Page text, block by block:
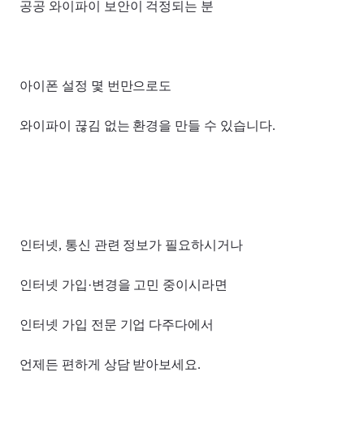
공공 와이파이 보안이 걱정되는 분
아이폰 설정 몇 번만으로도
와이파이 끊김 없는 환경을 만들 수 있습니다.
인터넷, 통신 관련 정보가 필요하시거나
인터넷 가입·변경을 고민 중이시라면
인터넷 가입 전문 기업 다주다에서
언제든 편하게 상담 받아보세요.